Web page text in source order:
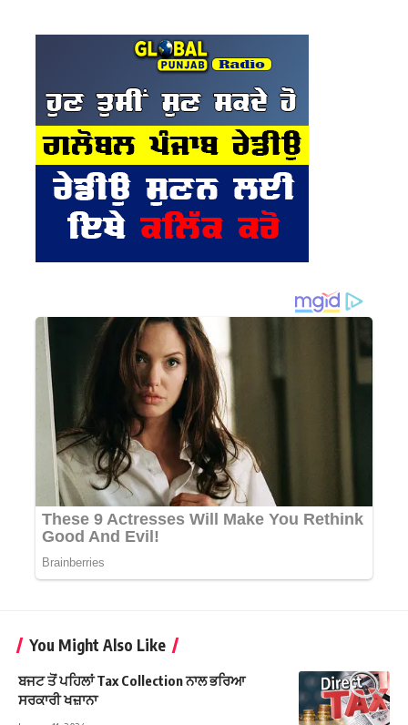
You Might Also Like
ਬਜਟ ਤੋਂ ਪਹਿਲਾਂ Tax Collection ਨਾਲ ਭਰਿਆ
ਸਰਕਾਰੀ ਖਜ਼ਾਨਾ